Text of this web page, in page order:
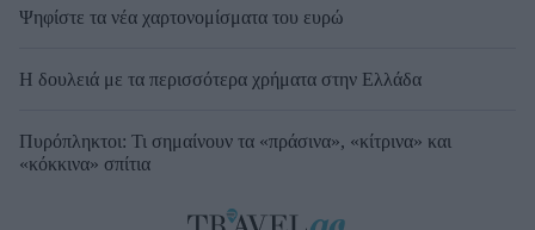
Ψηφίστε τα νέα χαρτονομίσματα του ευρώ
Η δουλειά με τα περισσότερα χρήματα στην Ελλάδα
Πυρόπληκτοι: Τι σημαίνουν τα «πράσινα», «κίτρινα» και
«κόκκινα» σπίτια